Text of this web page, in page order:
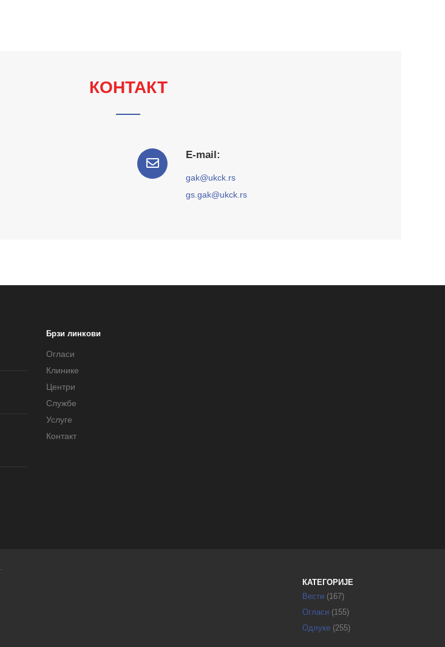
КОНТАКТ
Е-mail:
gak@ukck.rs
gs.gak@ukck.rs
Брзи линкови
Огласи
Клинике
Центри
Службе
Услуге
Контакт
КАТЕГОРИЈЕ
Вести (167)
Огласи (155)
Одлуке (255)